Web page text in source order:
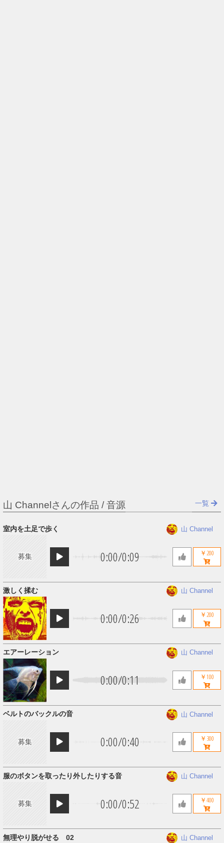
山 Channelさんの作品 / 音源 一覧
募集 0:00/0:09
室内を土足で歩く 山 Channel
￥200
0:00/0:26
激しく揉む 山 Channel
￥200
0:00/0:11
エアーレーション 山 Channel
￥100
募集 0:00/0:40
ベルトのバックルの音 山 Channel
￥300
募集 0:00/0:52
服のボタンを取ったり外したりする音 山 Channel
￥400
無理やり脱がせる 02 山 Channel